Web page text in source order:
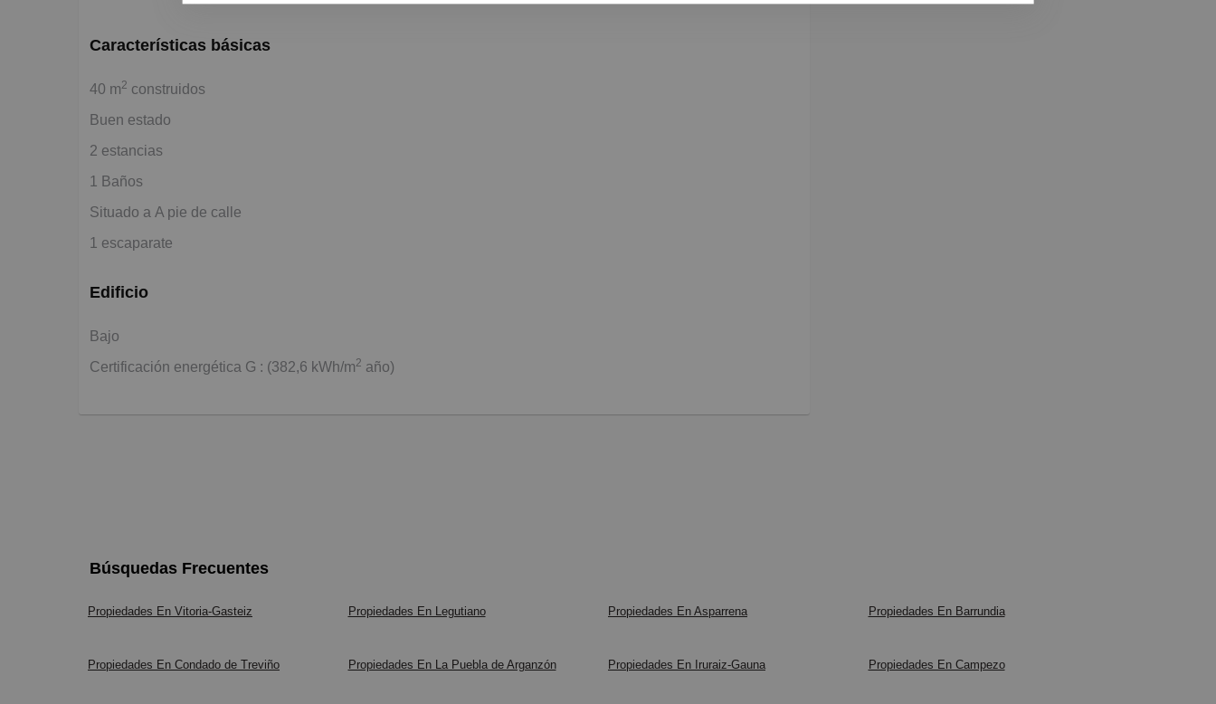
Características básicas
40 m2 construidos
Buen estado
2 estancias
1 Baños
Situado a A pie de calle
1 escaparate
Edificio
Bajo
Certificación energética G : (382,6 kWh/m2 año)
Búsquedas Frecuentes
Propiedades En Vitoria-Gasteiz Propiedades En Legutiano Propiedades En Asparrena Propiedades En Barrundia
Propiedades En Condado de Treviño Propiedades En La Puebla de Arganzón Propiedades En Iruraiz-Gauna Propiedades En Campezo